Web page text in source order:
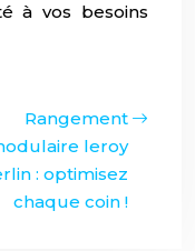
à vos besoins
Rangement
leroy
: optimisez
chaque coin !